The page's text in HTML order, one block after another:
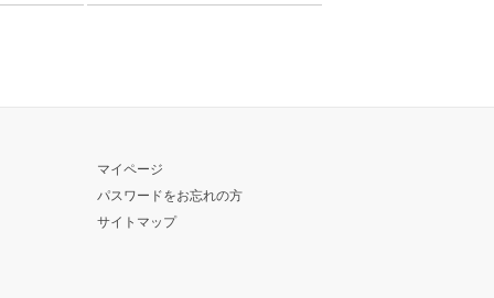
マイページ
パスワードをお忘れの方
サイトマップ